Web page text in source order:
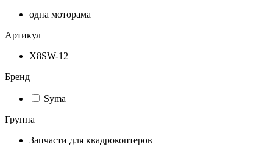
одна моторама
Артикул
X8SW-12
Бренд
Syma
Группа
Запчасти для квадрокоптеров